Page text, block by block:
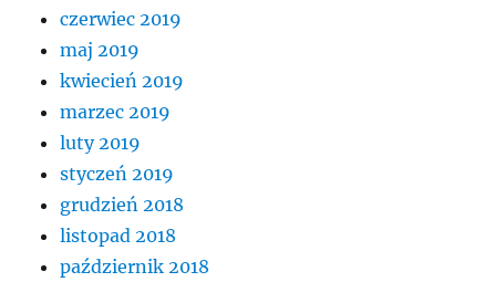
czerwiec 2019
maj 2019
kwiecień 2019
marzec 2019
luty 2019
styczeń 2019
grudzień 2018
listopad 2018
październik 2018